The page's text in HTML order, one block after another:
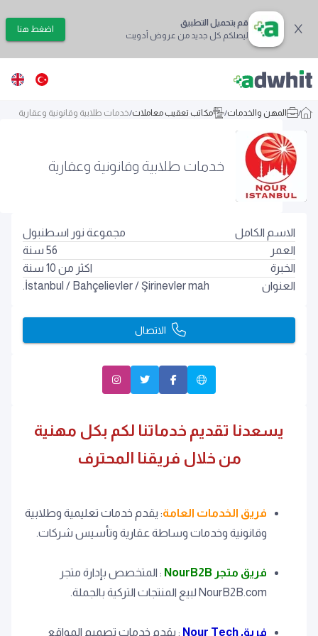
قم بتحميل التطبيق
ليصلكم كل جديد من عروض أدويت
اضغط هنا
/ المهن والخدمات/ مكاتب تعقيب معاملات/خدمات طلابية وقانونية وعقارية
خدمات طلابية وقانونية وعقارية
يسعدنا تقديم خدماتنا لكم بكل مهنية
من خلال فريقنا المحترف
فريق الخدمات العامة: يقدم خدمات تعليمية وطلابية
وقانونية وخدمات وساطة عقارية وتأسيس شركات.
فريق متجر NourB2B
: المتخصص بإدارة متجر
NourB2B.com لبيع المنتجات التركية بالجملة.
فريق Nour Tech : يقدم خدمات تصميم المواقع
الاسم الكامل
مجموعة نور اسطنبول
العمر
56 سنة
الخبرة
اكثر من 10 سنة
العنوان
İstanbul / Bahçelievler/Şirinevler mah.
الاتصال